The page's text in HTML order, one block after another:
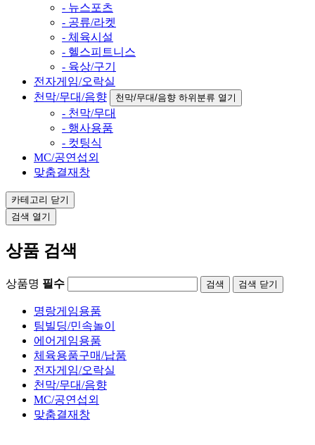
- 뉴스포츠
- 공류/라켓
- 체육시설
- 헬스피트니스
- 육상/구기
전자게임/오락실
천막/무대/음향
천막/무대/음향 하위분류 열기
- 천막/무대
- 행사용품
- 컷팅식
MC/공연섭외
맞춤결재창
카테고리 닫기
검색 열기
상품 검색
상품명 필수 검색 닫기
명랑게임용품
팀빌딩/민속놀이
에어게임용품
체육용품구매/납품
전자게임/오락실
천막/무대/음향
MC/공연섭외
맞춤결재창